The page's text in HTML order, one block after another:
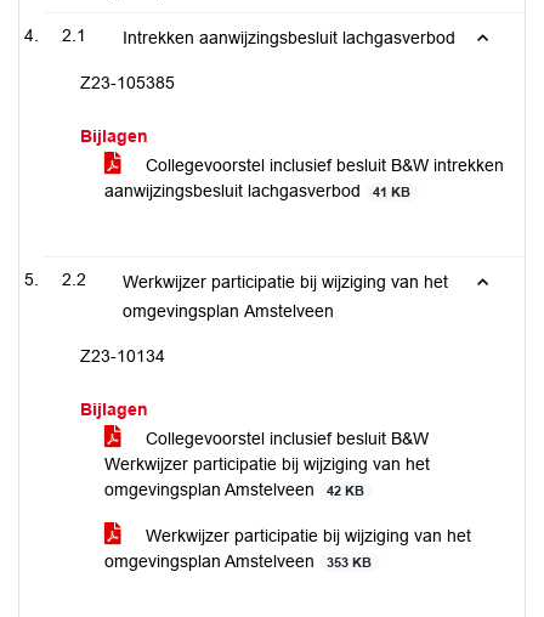
2.1 Intrekken aanwijzingsbesluit lachgasverbod
Z23-105385
Bijlagen
Collegevoorstel inclusief besluit B&W intrekken
aanwijzingsbesluit lachgasverbod
41 KB
2.2
Werkwijzer participatie bij wijziging van het
omgevingsplan Amstelveen
Z23-10134
Bijlagen
Collegevoorstel inclusief besluit B&W
Werkwijzer participatie bij wijziging van het
omgevingsplan Amstelveen
42 KB
Werkwijzer participatie bij wijziging van het
omgevingsplan Amstelveen
353 KB